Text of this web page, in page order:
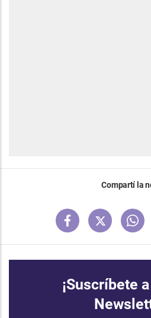
Compartí la
¡Suscríbete